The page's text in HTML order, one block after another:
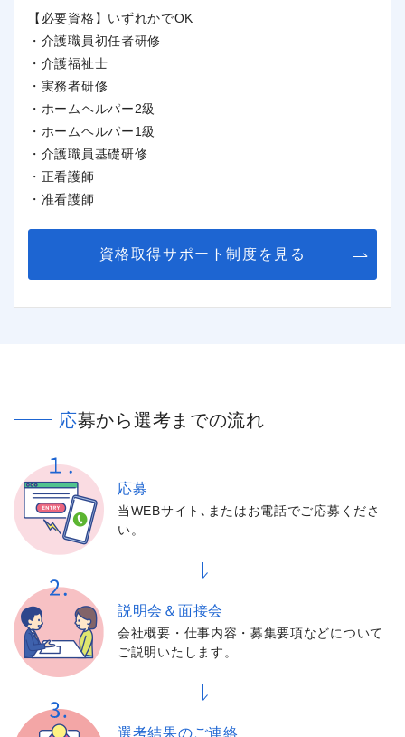
【必要資格】いずれかでOK
・介護職員初任者研修
・介護福祉士
・実務者研修
・ホームヘルパー2級
・ホームヘルパー1級
・介護職員基礎研修
・正看護師
・准看護師
資格取得サポート制度を見る
応募から選考までの流れ
応募
当WEBサイト､またはお電話でご応募くださ
い。
説明会＆面接会
会社概要・仕事内容・募集要項などについて
ご説明いたします。
選考結果のご連絡